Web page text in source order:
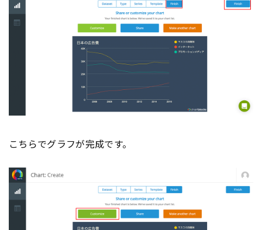
こちらでグラフが完成です。